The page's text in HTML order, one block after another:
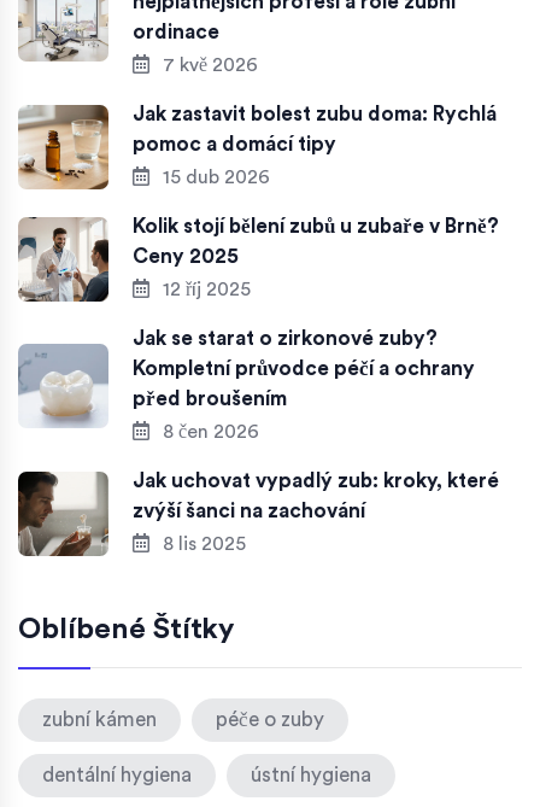
ordinace
7 kvě 2026
Jak zastavit bolest zubu doma: Rychlá
pomoc a domácí tipy
15 dub 2026
Kolik stojí bělení zubů u zubaře v Brně?
Ceny 2025
12 říj 2025
Jak se starat o zirkonové zuby?
Kompletní průvodce péčí a ochrany
před broušením
8 čen 2026
Jak uchovat vypadlý zub: kroky, které
zvýší šanci na zachování
8 lis 2025
Oblíbené Štítky
zubní kámen péče o zuby
dentální hygiena ústní hygiena